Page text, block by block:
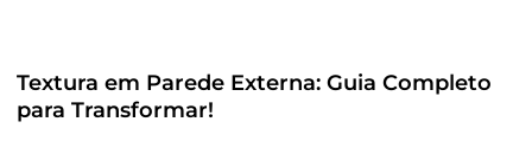
Textura em Parede Externa: Guia Completo
para Transformar!